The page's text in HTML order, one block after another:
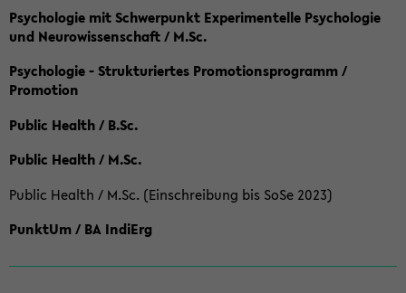
Psychologie mit Schwerpunkt Experimentelle Psychologie
und Neurowissenschaft / M.Sc.
Psychologie - Strukturiertes Promotionsprogramm /
Promotion
Public Health / B.Sc.
Public Health / M.Sc.
Public Health / M.Sc. (Einschreibung bis SoSe 2023)
PunktUm / BA IndiErg